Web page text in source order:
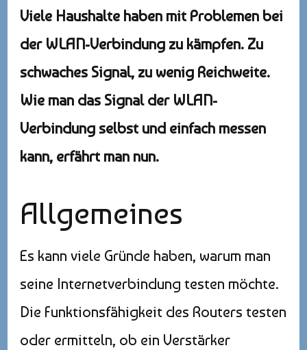
Viele Haushalte haben mit Problemen bei
der WLAN-Verbindung zu kämpfen. Zu
schwaches Signal, zu wenig Reichweite.
Wie man das Signal der WLAN-
Verbindung selbst und einfach messen
kann, erfährt man nun.
Allgemeines
Es kann viele Gründe haben, warum man
seine Internetverbindung testen möchte.
Die Funktionsfähigkeit des Routers testen
oder ermitteln, ob ein Verstärker